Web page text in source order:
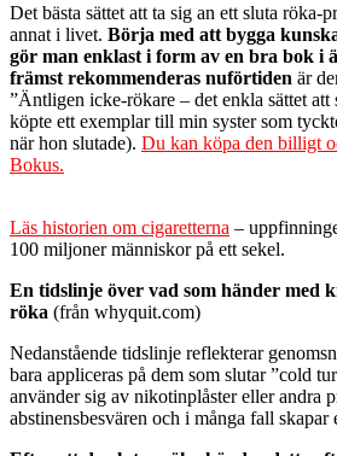
Det bästa sättet att ta sig an ett sluta röka-
annat i livet. Börja med att bygga
gör man enklast i form av en bra bok i
främst rekommenderas nuförtiden är
”Äntligen icke-rökare – det enkla sättet
köpte ett exemplar till min syster som
när hon slutade). Du kan köpa den billigt
Bokus.
Läs historien om cigaretterna –
100 miljoner människor på ett sekel.
En tidslinje över vad som händer med
röka (från whyquit.com)
Nedanstående tidslinje reflekterar
bara appliceras på dem som slutar ”cold
använder sig av nikotinplåster eller andra
abstinensbesvären och i många fall skapar